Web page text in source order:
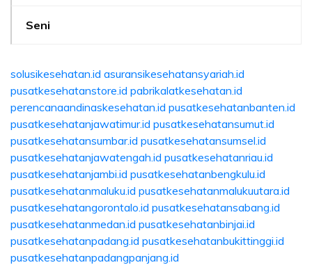
Seni
solusikesehatan.id asuransikesehatansyariah.id
pusatkesehatanstore.id pabrikalatkesehatan.id
perencanaandinaskesehatan.id pusatkesehatanbanten.id
pusatkesehatanjawatimur.id pusatkesehatansumut.id
pusatkesehatansumbar.id pusatkesehatansumsel.id
pusatkesehatanjawatengah.id pusatkesehatanriau.id
pusatkesehatanjambi.id pusatkesehatanbengkulu.id
pusatkesehatanmaluku.id pusatkesehatanmalukuutara.id
pusatkesehatangorontalo.id pusatkesehatansabang.id
pusatkesehatanmedan.id pusatkesehatanbinjai.id
pusatkesehatanpadang.id pusatkesehatanbukittinggi.id
pusatkesehatanpadangpanjang.id